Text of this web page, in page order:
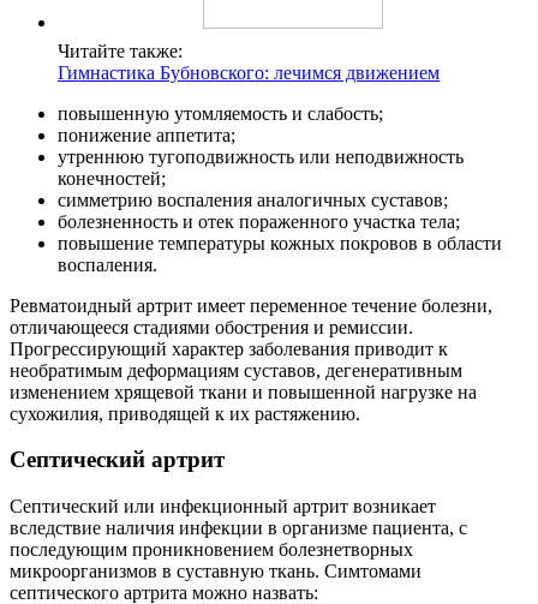
Читайте также:
Гимнастика Бубновского: лечимся движением
повышенную утомляемость и слабость;
понижение аппетита;
утреннюю тугоподвижность или неподвижность
конечностей;
симметрию воспаления аналогичных суставов;
болезненность и отек пораженного участка тела;
повышение температуры кожных покровов в области
воспаления.
Ревматоидный артрит имеет переменное течение болезни,
отличающееся стадиями обострения и ремиссии.
Прогрессирующий характер заболевания приводит к
необратимым деформациям суставов, дегенеративным
изменением хрящевой ткани и повышенной нагрузке на
сухожилия, приводящей к их растяжению.
Септический артрит
Септический или инфекционный артрит возникает
вследствие наличия инфекции в организме пациента, с
последующим проникновением болезнетворных
микроорганизмов в суставную ткань. Симтомами
септического артрита можно назвать: